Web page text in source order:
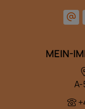
MEIN-